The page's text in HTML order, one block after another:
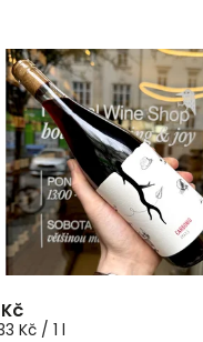
Nejdražší
Nejprodávanější
Abecedně
Kč / 1 l